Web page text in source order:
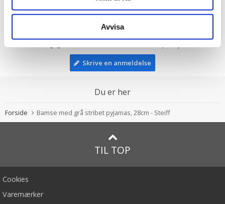
Avvisa
Anmeldelser
Jørgen
★★★★★
Skrive en anmeldelse
Du er her
Forside Bamse med grå stribet pyjamas, 28cm - Steiff
TIL TOP
Cookies
Varemærker